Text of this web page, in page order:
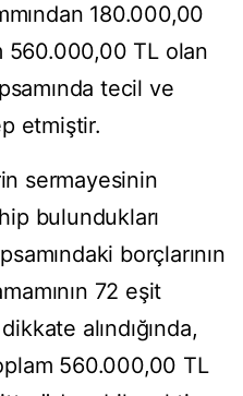
180.000,00
560.000,00 TL olan
tecil ve
etmiştir.
sermayesinin
bulundukları
borçlarının
72 eşit
alındığında,
560.000,00 TL